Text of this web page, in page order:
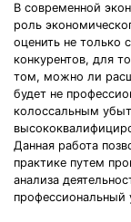
В современной
роль
оценить не только
конкурентов, для
том, можно ли
будет не
колоссальным
Данная работа
практике путем
анализа
профессиональный